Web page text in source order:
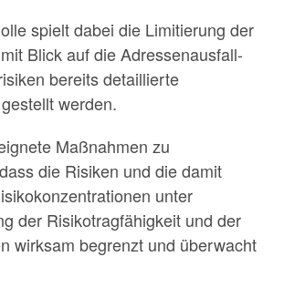
spielt dabei die Limitierung der
Blick auf die Adressenausfall-
bereits detaillierte
werden.
Maßnahmen zu
die Risiken und die damit
unter
der Risikotragfähigkeit und der
wirksam begrenzt und überwacht